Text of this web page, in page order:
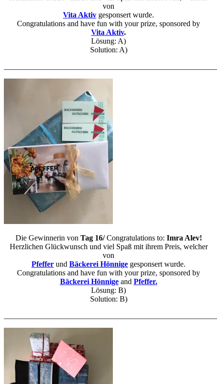
von
Vita Aktiv gesponsert wurde.
Congratulations and have fun with your prize, sponsored by
Vita Aktiv.
Lösung: A)
Solution: A)
Die Gewinnerin von Tag 16/Congratulations to: Imra Alev!
Herzlichen Glückwunsch und viel Spaß mit ihrem Preis, welcher
von
Pfeffer und Bäckerei Hönnige gesponsert wurde.
Congratulations and have fun with your prize, sponsored by
Bäckerei Hönnigeand Pfeffer.
Lösung: B)
Solution: B)